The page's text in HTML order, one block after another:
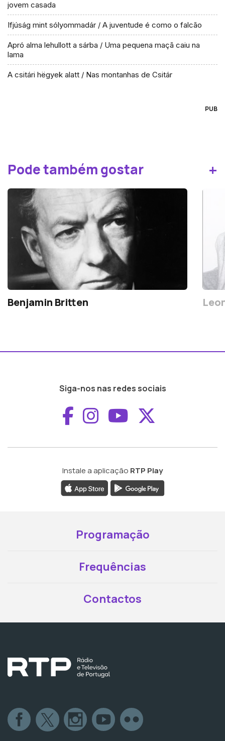
jovem casada
Ifjúság mint sólyommadár / A juventude é como o falcão
Apró alma lehullott a sárba / Uma pequena maçã caiu na
lama
A csitári hëgyek alatt / Nas montanhas de Csitár
PUB
Pode também gostar +
Benjamin Britten
Siga-nos nas redes sociais
Aceder ao
Aceder ao
Aceder ao
Instale a aplicação RTP Play
Programação
Frequências
Contactos